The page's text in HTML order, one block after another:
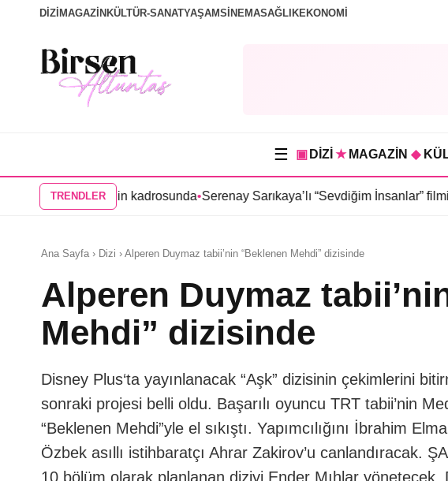
DİZİ MAGAZİN KÜLTÜR-SANATYAŞAMSİNEMASAĞLIKEKONOMİ
☰ ▣ DİZİ ★ MAGAZİN ◆
TRENDLER
dizisinin kadrosunda•Serenay Sarıkaya’lı “Sevdiğim İnsanlar” filmine flaş
Ana Sayfa › Dizi › Alperen Duymaz tabii’nin “Beklenen Mehdi” dizisinde
Alperen Duymaz
Mehdi” dizisinde
Disney Plus‘ta yayınlanacak “Aşk” dizisinin çekimlerini
sonraki projesi belli oldu. Başarılı oyuncu TRT tabii’nin
“Beklenen Mehdi”yle el sıkıştı. Yapımcılığını İbrahim
Özbek asıllı istihbaratçı Ahrar Zakirov’u canlandıracak.
10 bölüm olarak planlanan diziyi Ender Mıhlar